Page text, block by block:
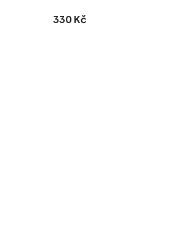
330 Kč